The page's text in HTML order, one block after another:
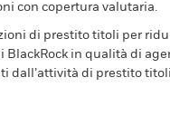
con copertura valutaria.
di prestito titoli per
BlackRock in qualità di
dall’attività di prestito